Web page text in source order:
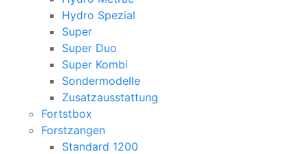
Hydro Spezial
Super
Super Duo
Super Kombi
Sondermodelle
Zusatzausstattung
Fortstbox
Forstzangen
Standard 1200